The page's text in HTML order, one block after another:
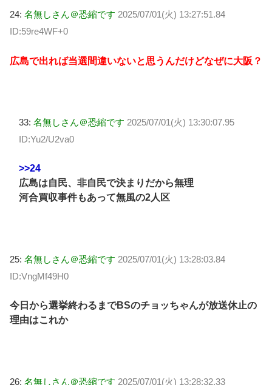
24: 名無しさん＠恐縮です 2025/07/01(火) 13:27:51.84
ID:59re4WF+0
広島で出れば当選間違いないと思うんだけどなぜに大阪？
33: 名無しさん＠恐縮です 2025/07/01(火) 13:30:07.95
ID:Yu2/U2va0
>>24
広島は自民、非自民で決まりだから無理
河合買収事件もあって無風の2人区
25: 名無しさん＠恐縮です 2025/07/01(火) 13:28:03.84
ID:VngMf49H0
今日から選挙終わるまでBSのチョッちゃんが放送休止の
理由はこれか
26: 名無しさん＠恐縮です 2025/07/01(火) 13:28:32.33